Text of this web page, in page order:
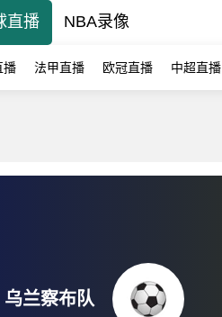
直播 NBA录像
播 法甲直播 欧冠直播 中超直播
乌兰察布队